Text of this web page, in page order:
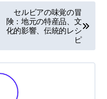
セルビアの味覚の冒
険：地元の特産品、文
化的影響、伝統的レシ
ピ